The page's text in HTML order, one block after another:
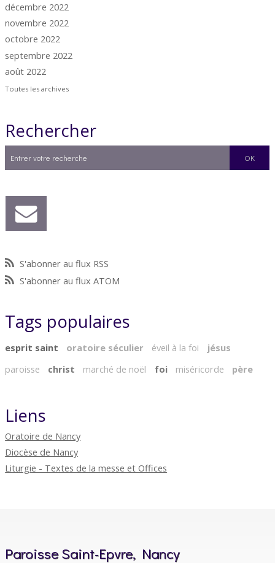
décembre 2022
novembre 2022
octobre 2022
septembre 2022
août 2022
Toutes les archives
Rechercher
S'abonner au flux RSS
S'abonner au flux ATOM
Tags populaires
esprit saint oratoire séculier éveil à la foi
jésus
paroisse
christ marché de noël foi miséricorde père
Liens
Oratoire de Nancy
Diocèse de Nancy
Liturgie - Textes de la messe et Offices
Paroisse Saint-Epvre, Nancy